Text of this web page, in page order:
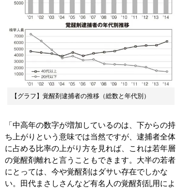
【グラフ】覚醒剤逮捕者の推移（総数と年代別）
「中高年の数字が増加しているのは、下からの持
ち上がりという意味では当然ですが、逮捕者全体
に占める比率の上がり方を見れば、これは若年層
の覚醒剤離れと言うこともできます。大半の若者
にとっては、今や覚醒剤はダサい存在でしかな
い。田代まさしさんなど有名人の覚醒剤乱用によ